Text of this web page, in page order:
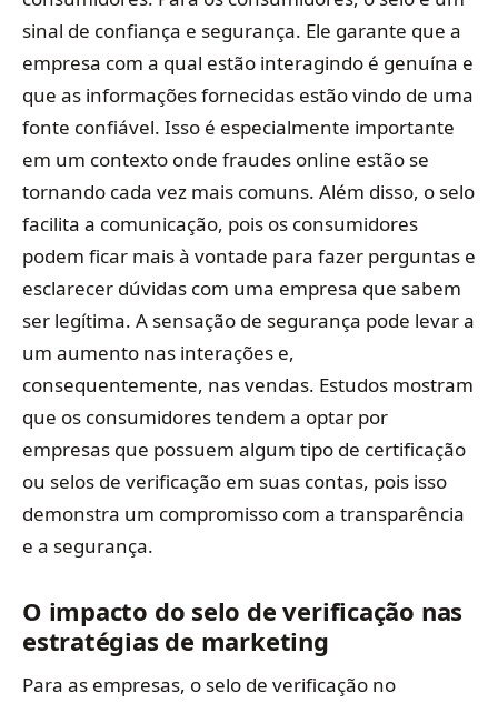
sinal de confiança e segurança. Ele garante que a
empresa com a qual estão interagindo é genuína e
que as informações fornecidas estão vindo de uma
fonte confiável. Isso é especialmente importante
em um contexto onde fraudes online estão se
tornando cada vez mais comuns. Além disso, o selo
facilita a comunicação, pois os consumidores
podem ficar mais à vontade para fazer perguntas e
esclarecer dúvidas com uma empresa que sabem
ser legítima. A sensação de segurança pode levar a
um aumento nas interações e,
consequentemente, nas vendas. Estudos mostram
que os consumidores tendem a optar por
empresas que possuem algum tipo de certificação
ou selos de verificação em suas contas, pois isso
demonstra um compromisso com a transparência
e a segurança.
O impacto do selo de verificação nas
estratégias de marketing
Para as empresas, o selo de verificação no